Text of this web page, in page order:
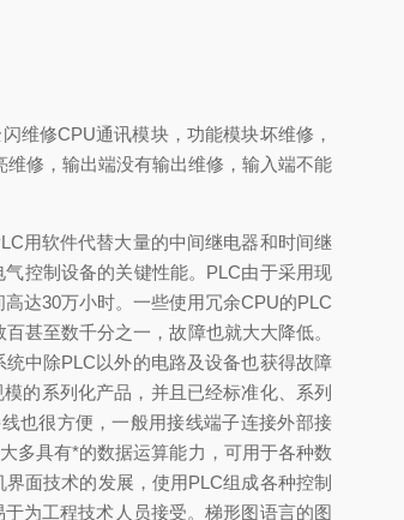
维修CPU通讯模块，功能模块坏维修，
修，输出端没有输出维修，输入端不能
用软件代替大量的中间继电器和时间继
控制设备的关键性能。PLC由于采用现
达30万小时。一些使用冗余CPU的PLC
甚至数千分之一，故障也就大大降低。
中除PLC以外的电路及设备也获得故障
的系列化产品，并且已经标准化、系列
也很方便，一般用接线端子连接外部接
多具有*的数据运算能力，可用于各种数
面技术的发展，使用PLC组成各种控制
为工程技术人员接受。梯形图语言的图